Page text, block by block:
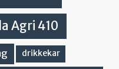
Agri 410
drikkekar